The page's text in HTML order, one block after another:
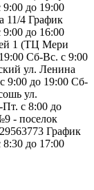
до 19:00
11/4 График
до 16:00
1 (ТЦ Мери
Сб-Вс. с 9:00
ул. Ленина
9:00 до 19:00 Сб-
ул.
с 8:00 до
- поселок
График
до 17:00